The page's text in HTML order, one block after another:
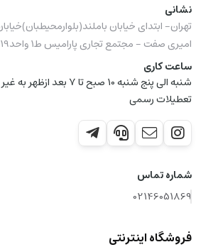
نشانی
تهران- ابتدای خیابان
امیری صفت - مجتمع تجاری پارامیس ط1 واحدA19
ساعت کاری
شنبه الی پنج شنبه 10 صبح تا 7 بعد ازظهر به
تعطیلات رسمی
شماره تماس
02146051869
فروشگاه اینترنتی